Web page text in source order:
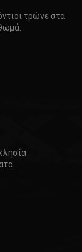
τρώνε στα